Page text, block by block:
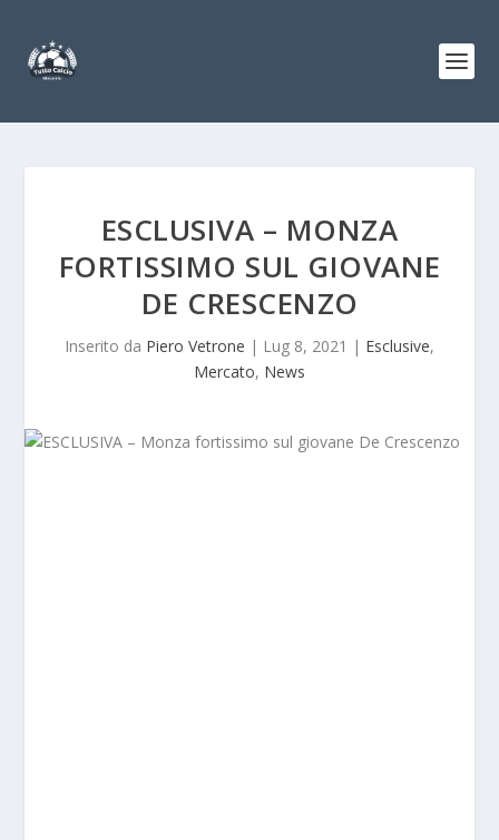
ESCLUSIVA – MONZA
FORTISSIMO SUL GIOVANE
DE CRESCENZO
Inserito da Piero Vetrone | Lug 8, 2021 | Esclusive,
Mercato, News